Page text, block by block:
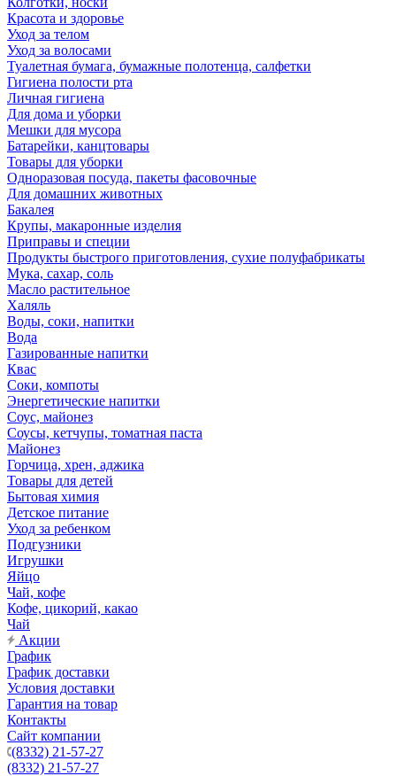
Красота и здоровье
Уход за телом
Уход за волосами
Туалетная бумага, бумажные полотенца, салфетки
Гигиена полости рта
Личная гигиена
Для дома и уборки
Мешки для мусора
Батарейки, канцтовары
Товары для уборки
Одноразовая посуда, пакеты фасовочные
Для домашних животных
Бакалея
Крупы, макаронные изделия
Приправы и специи
Продукты быстрого приготовления, сухие полуфабрикаты
Мука, сахар, соль
Масло растительное
Халяль
Воды, соки, напитки
Вода
Газированные напитки
Квас
Соки, компоты
Энергетические напитки
Соус, майонез
Соусы, кетчупы, томатная паста
Майонез
Горчица, хрен, аджика
Товары для детей
Бытовая химия
Детское питание
Уход за ребенком
Подгузники
Игрушки
Яйцо
Чай, кофе
Кофе, цикорий, какао
Чай
Акции
График
График доставки
Условия доставки
Гарантия на товар
Контакты
Сайт компании
(8332) 21-57-27
(8332) 21-57-27